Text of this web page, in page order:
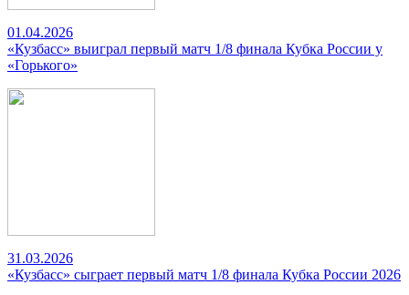
01.04.2026
«Кузбасс» выиграл первый матч 1/8 финала Кубка России у
«Горького»
31.03.2026
«Кузбасс» сыграет первый матч 1/8 финала Кубка России 2026